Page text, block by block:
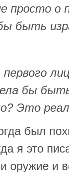
просто о
быть
бы
Это
был
я это
оружие и